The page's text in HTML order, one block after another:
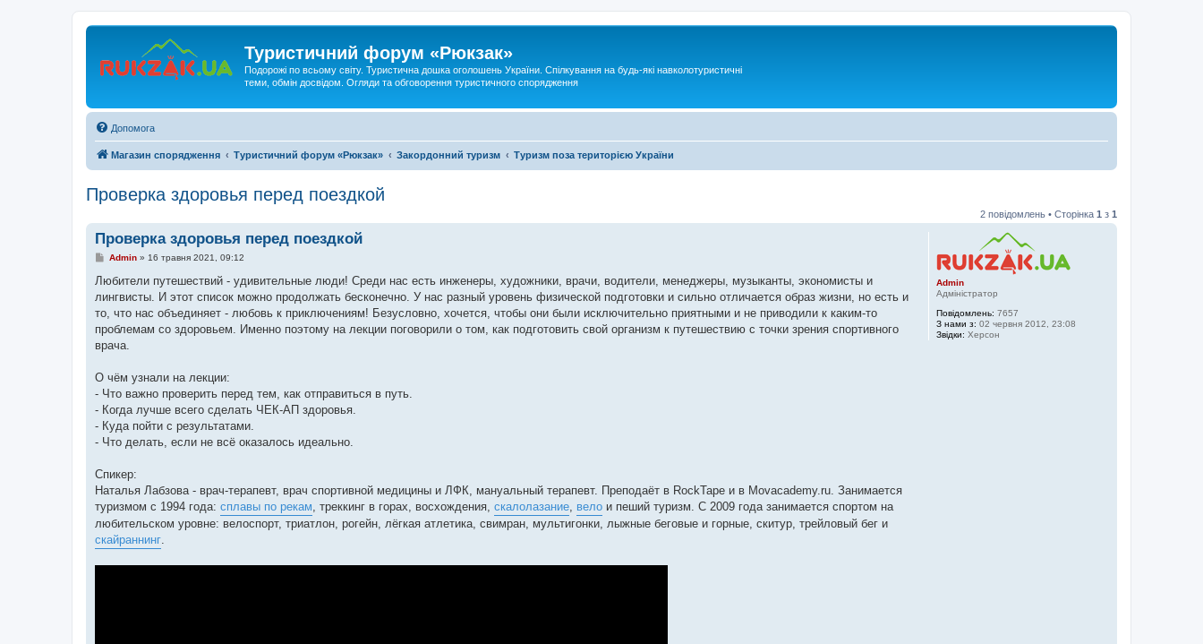
Туристичний форум «Рюкзак»
Подорожі по всьому світу. Туристична дошка оголошень України. Спілкування на будь-які навколотуристичні
теми, обмін досвідом. Огляди та обговорення туристичного спорядження
Допомога
Магазин спорядження Туристичний форум «Рюкзак» Закордонний туризм Туризм поза територією України
Проверка здоровья перед поездкой
2 повідомлень • Сторінка 1 з 1
Admin
Адміністратор
Повідомлень: 7657
З нами з: 02 червня 2012, 23:08
Звідки: Херсон
Проверка здоровья перед поездкой
П
в
д
о
м
л
е
я
Admin» 16 травня 2021, 09:12
Любители путешествий - удивительные люди! Среди нас есть инженеры, художники, врачи, водители, менеджеры, музыканты, экономисты и
лингвисты. И этот список можно продолжать бесконечно. У нас разный уровень физической подготовки и сильно отличается образ жизни, но есть и
то, что нас объединяет - любовь к приключениям! Безусловно, хочется, чтобы они были исключительно приятными и не приводили к каким-то
проблемам со здоровьем. Именно поэтому на лекции поговорили о том, как подготовить свой организм к путешествию с точки зрения спортивного
врача.
О чём узнали на лекции:
- Что важно проверить перед тем, как отправиться в путь.
- Когда лучше всего сделать ЧЕК-АП здоровья.
- Куда пойти с результатами.
- Что делать, если не всё оказалось идеально.
Спикер:
Наталья Лабзова - врач-терапевт, врач спортивной медицины и ЛФК, мануальный терапевт. Преподаёт в RockTape и в Movacademy.ru. Занимается
туризмом с 1994 года: сплавы по рекам , треккинг в горах, восхождения, скалолазание вело и пеший туризм. С 2009 года занимается спортом на
любительском уровне: велоспорт, триатлон, рогейн, лёгкая атлетика, свимран, мультигонки, лыжные беговые и горные, скитур, трейловый бег и
скайраннинг